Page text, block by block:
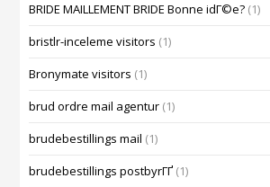
BRIDE MAILLEMENT BRIDE Bonne idГ©e? (1)
bristlr-inceleme visitors (1)
Bronymate visitors (1)
brud ordre mail agentur (1)
brudebestillings mail (1)
brudebestillings postbyrГҐ (1)